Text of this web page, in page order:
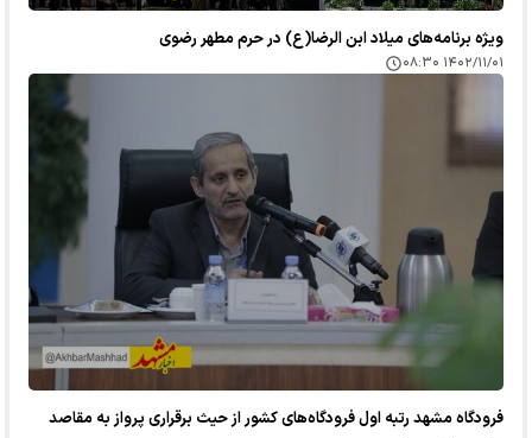
ویژه برنامه‌های میلاد ابن الرضا(ع) در حرم مطهر رضوی
۱۴۰۲/۱۱/۰۱ ۰۸:۳۰
فرودگاه مشهد رتبه‌ اول فرودگاه‌های کشور از حیث برقراری پرواز به مقاصد